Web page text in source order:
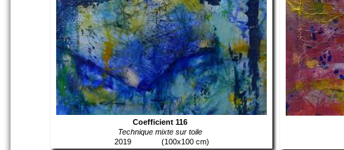
Coefficient 116
Technique mixte sur toile
2019
(100x100 cm)